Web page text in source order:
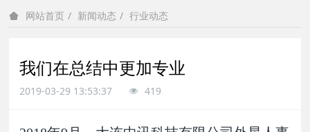
网站首页 新闻动态 行业动态
我们在总结中更加专业
2019-03-29 13:53:37 419